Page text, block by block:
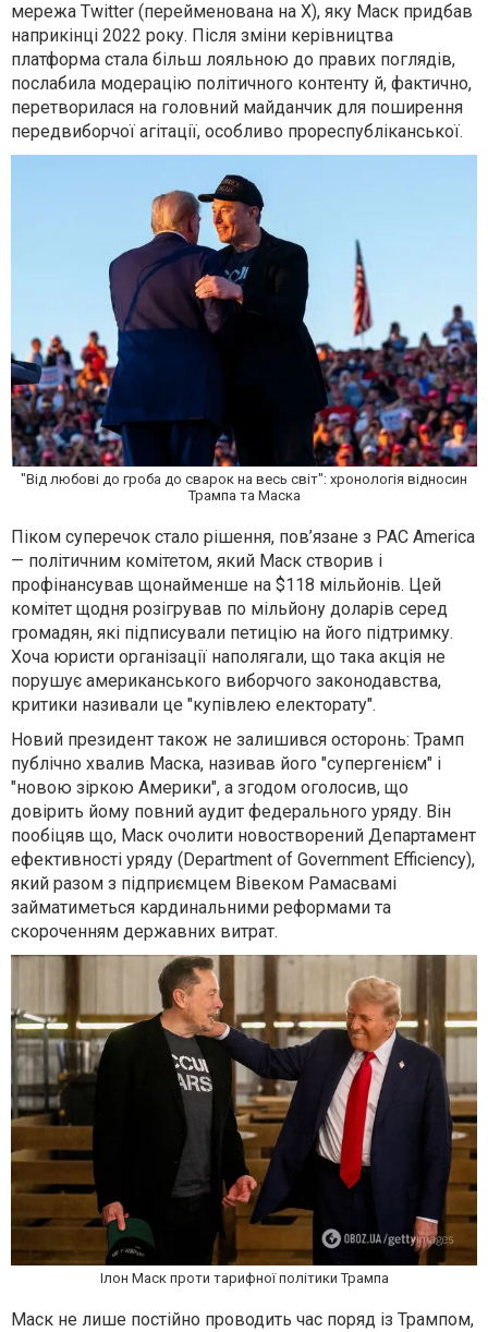
мережа Twitter (перейменована на X), яку Маск придбав
наприкінці 2022 року. Після зміни керівництва
платформа стала більш лояльною до правих поглядів,
послабила модерацію політичного контенту й, фактично,
перетворилася на головний майданчик для поширення
передвиборчої агітації, особливо прореспубліканської.
"Від любові до гроба до сварок на весь світ": хронологія відносин
Трампа та Маска
Піком суперечок стало рішення, пов’язане з PAC America
— політичним комітетом, який Маск створив і
профінансував щонайменше на $118 мільйонів. Цей
комітет щодня розігрував по мільйону доларів серед
громадян, які підписували петицію на його підтримку.
Хоча юристи організації наполягали, що така акція не
порушує американського виборчого законодавства,
критики називали це "купівлею електорату".
Новий президент також не залишився осторонь: Трамп
публічно хвалив Маска, називав його "супергенієм" і
"новою зіркою Америки", а згодом оголосив, що
довірить йому повний аудит федерального уряду. Він
пообіцяв що, Маск очолити новостворений Департамент
ефективності уряду (Department of Government Efficiency),
який разом з підприємцем Вівеком Рамасвамі
займатиметься кардинальними реформами та
скороченням державних витрат.
Ілон Маск проти тарифної політики Трампа
Маск не лише постійно проводить час поряд із Трампом,